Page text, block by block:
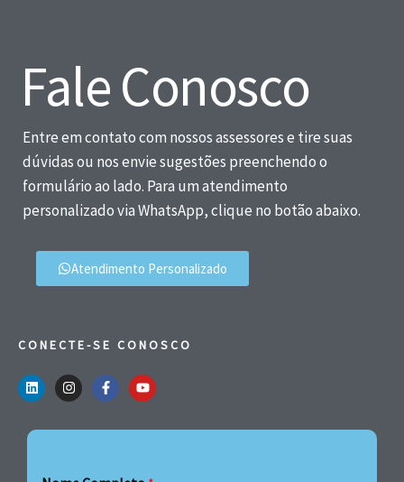
Fale Conosco
Entre em contato com nossos assessores e tire suas
dúvidas ou nos envie sugestões preenchendo o
formulário ao lado. Para um atendimento
personalizado via WhatsApp, clique no botão abaixo.
Atendimento Personalizado
CONECTE-SE CONOSCO